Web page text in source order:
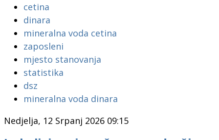
cetina
dinara
mineralna voda cetina
zaposleni
mjesto stanovanja
statistika
dsz
mineralna voda dinara
Nedjelja, 12 Srpanj 2026 09:15